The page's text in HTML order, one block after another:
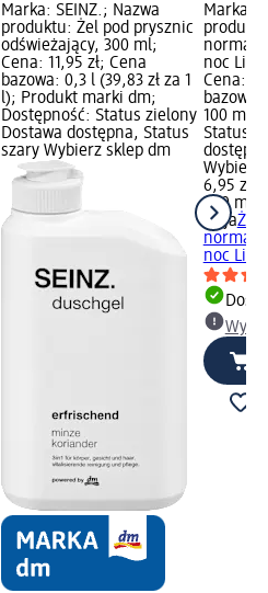
Marka: SEINZ.; Nazwa
produktu: Żel pod prysznic
odświeżający, 300 ml;
Cena: 11,95 zł; Cena
bazowa: 0,3 l (39,83 zł za 1
l); Produkt marki dm;
Dostępność: Status zielony
Dostawa dostępna, Status
szary Wybierz sklep dm
Marka:
noc
Cena:
bazowa:
100 ml);
Status
Wybierz
6,95 zł
200 ml
ziajaŻel
noc